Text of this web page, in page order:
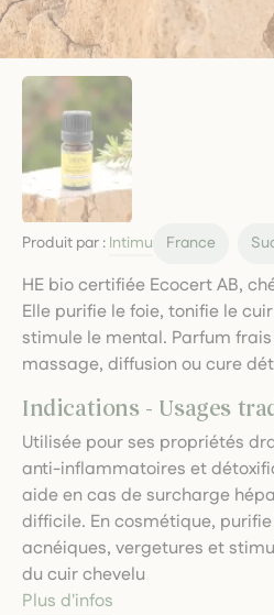
Produit par : Intimu France
HE bio certifiée Ecocert AB,
Elle purifie le foie, tonifie le
stimule le mental. Parfum
massage, diffusion ou cure
Indications - Usages
Utilisée pour ses propriétés
anti-inflammatoires et
aide en cas de surcharge
difficile. En cosmétique,
acnéiques, vergetures et
du cuir chevelu
Plus d'infos